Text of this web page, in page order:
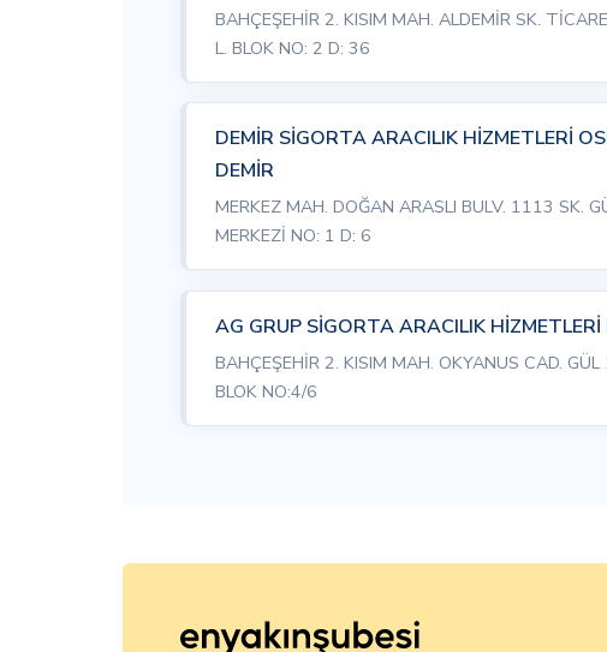
BAHÇEŞEHİR 2. KISIM MAH. ALDEMİR SK.
L. BLOK NO: 2 D: 36
DEMİR SİGORTA ARACILIK HİZMETLERİ
DEMİR
MERKEZ MAH. DOĞAN ARASLI BULV. 1113 SK.
MERKEZİ NO: 1 D: 6
AG GRUP SİGORTA ARACILIK HİZMETLERİ
BAHÇEŞEHİR 2. KISIM MAH. OKYANUS CAD.
BLOK NO:4/6